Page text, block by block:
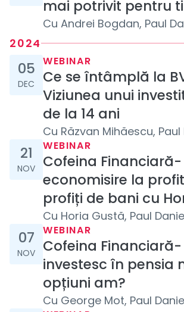
mai potrivit pentru
Cu Andrei Bogdan, Paul
2024
5 decembrie 2024
05
DEC
WEBINAR
Ce se întâmplă la
Viziunea unui
de la 14 ani
Cu Răzvan Mihăescu,
21 noiembrie 2024
21
NOV
WEBINAR
Cofeina Financiară-
economisire la
profiți de bani cu
Cu Horia Gustă, Paul
7 noiembrie 2024
07
NOV
WEBINAR
Cofeina
investesc în pensia
opțiuni am?
Cu George Mot, Paul